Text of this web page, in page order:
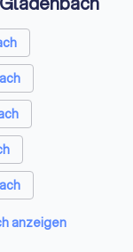
anzeigen